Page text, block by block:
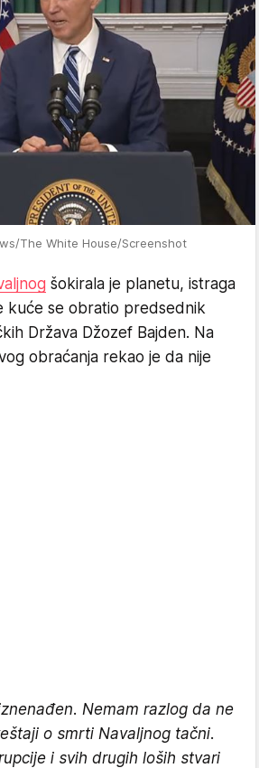
The White House/Screenshot
šokirala je planetu, istraga
kuće se obratio predsednik
Država Džozef Bajden. Na
obraćanja rekao je da nije
Nemam razlog da ne
o smrti Navaljnog tačni.
i svih drugih loših stvari